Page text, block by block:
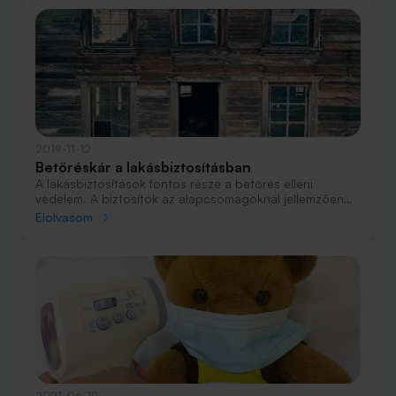
Betöréskár a lakásbiztosításban
A lakásbiztosítások fontos része a betörés elleni
védelem. A biztosítók az alapcsomagoknál jellemzően
egy átlagos ingóságokra vonatkozó vagyont is
kötünk, nagyjából azzal számolhatunk, hogy az
elektronikai berendezéseink, kütyüink, bútoraink is
Elolvasom